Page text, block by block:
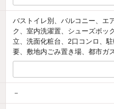
バストイレ別、バルコニー、エ
ク、室内洗濯置、シューズボッ
立、洗面化粧台、2口コンロ、
要、敷地内ごみ置き場、都市ガ
－